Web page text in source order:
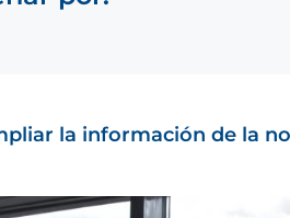
la información de la